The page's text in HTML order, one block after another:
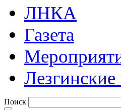
ЛНКА
Газета
Поиск